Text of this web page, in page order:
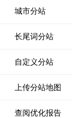
城市分站
长尾词分站
自定义分站
上传分站地图
查阅优化报告